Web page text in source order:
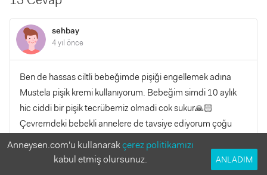
sehbay
4 yıl önce
Ben de hassas ciltli bebeğimde pişiği engellemek adına
Mustela pişik kremi kullanıyorum. Bebeğim simdi 10 aylık
hic ciddi bir pişik tecrübemiz olmadi cok sukur🙏🏻
Çevremdeki bebekli annelere de tavsiye ediyorum çoğu
denedi ve memnun kaldı. Sürümü yumuşacık diğer çinko
içerikli kremler gibi sert değil.
Anneysen.com'u kullanarakçerez politikamızı
kabul etmiş olursunuz.
ANLADIM